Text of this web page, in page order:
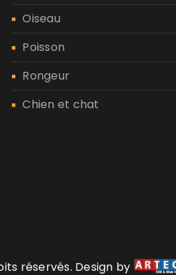
Oiseau
Poisson
Rongeur
Chien et chat
réservés. Design by